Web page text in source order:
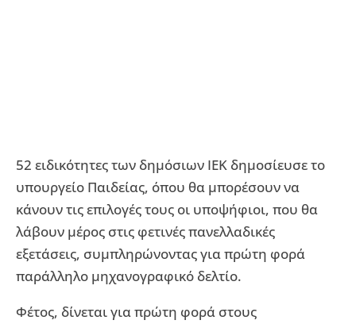
52 ειδικότητες των δημόσιων ΙΕΚ δημοσίευσε το
υπουργείο Παιδείας, όπου θα μπορέσουν να
κάνουν τις επιλογές τους οι υποψήφιοι, που θα
λάβουν μέρος στις φετινές πανελλαδικές
εξετάσεις, συμπληρώνοντας για πρώτη φορά
παράλληλο μηχανογραφικό δελτίο.
Φέτος, δίνεται για πρώτη φορά στους